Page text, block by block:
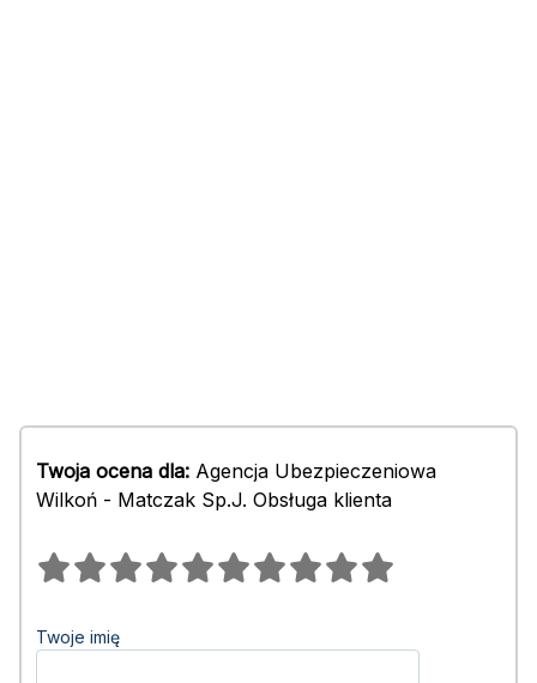
Twoja ocena dla: Agencja Ubezpieczeniowa
Wilkoń - Matczak Sp.J. Obsługa klienta
Twoje imię